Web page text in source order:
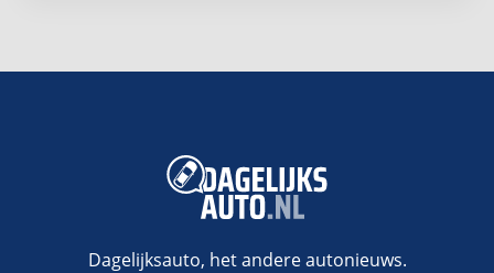
Dagelijksauto, het andere autonieuws.